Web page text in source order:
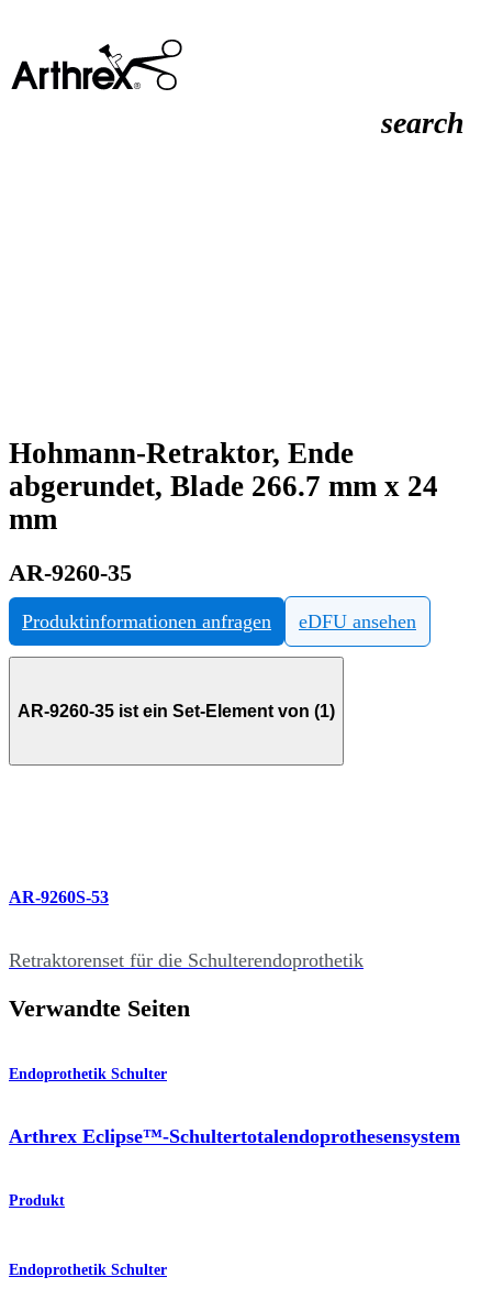
search
Hohmann-Retraktor, Ende
abgerundet, Blade 266.7 mm x 24
mm
AR-9260-35
Produktinformationen anfragen eDFU ansehen
AR-9260-35 ist ein Set-Element von (1)
AR-9260S-53
Retraktorenset für die Schulterendoprothetik
Verwandte Seiten
Endoprothetik Schulter
Arthrex Eclipse™-Schultertotalendoprothesensystem
Produkt
Endoprothetik Schulter